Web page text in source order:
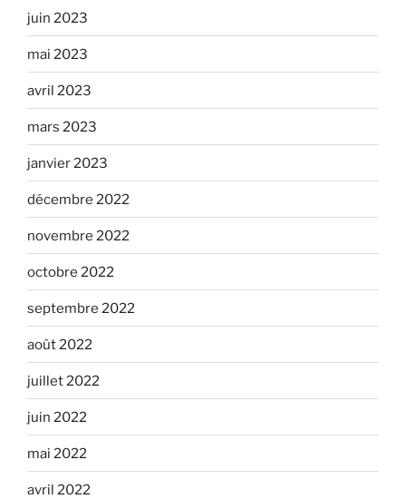
juin 2023
mai 2023
avril 2023
mars 2023
janvier 2023
décembre 2022
novembre 2022
octobre 2022
septembre 2022
août 2022
juillet 2022
juin 2022
mai 2022
avril 2022